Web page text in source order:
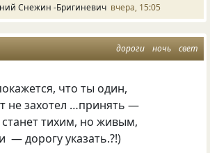
Снежин -Бригиневич вчера, 15:05
дороги ночь свет
что ты один,
не захотел …принять —
станет тихим, но живым,
— дорогу указать.?!)